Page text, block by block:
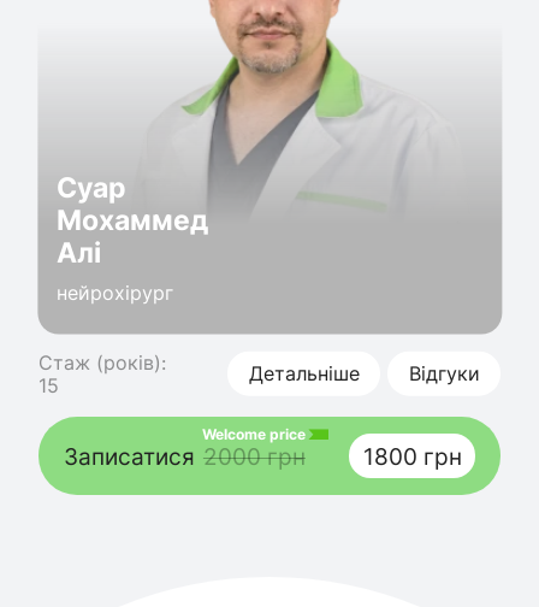
Суар
Мохаммед
Алі
нейрохірург
Стаж (років):
15
Детальніше Відгуки
Записатися
Welcome price
2000 грн 1800 грн